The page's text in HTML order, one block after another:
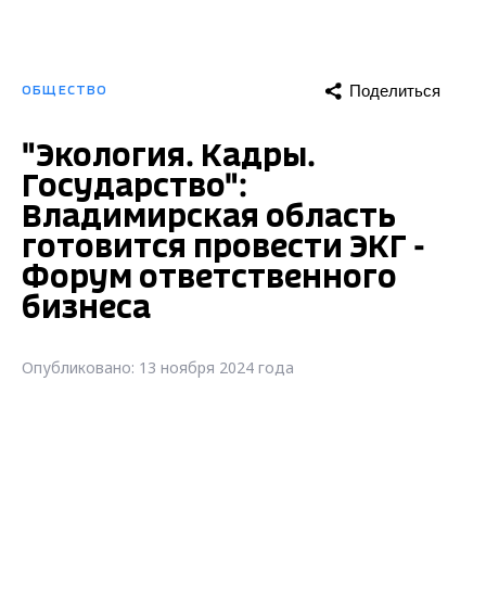
ОБЩЕСТВО Поделиться
"Экология. Кадры.
Государство":
Владимирская область
готовится провести ЭКГ -
Форум ответственного
бизнеса
Опубликовано: 13 ноября 2024 года